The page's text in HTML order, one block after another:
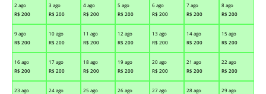
2 ago
R$ 200
3 ago
R$ 200
4 ago
R$ 200
5 ago
R$ 200
6 ago
R$ 200
7 ago
R$ 200
8 ago
R$ 200
9 ago
R$ 200
10 ago
R$ 200
11 ago
R$ 200
12 ago
R$ 200
13 ago
R$ 200
14 ago
R$ 200
15 ago
R$ 200
16 ago
R$ 200
17 ago
R$ 200
18 ago
R$ 200
19 ago
R$ 200
20 ago
R$ 200
21 ago
R$ 200
22 ago
R$ 200
23 ago
24 ago
25 ago
26 ago
27 ago
28 ago
29 ago